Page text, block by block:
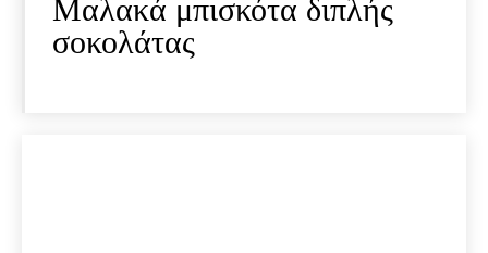
Μαλακά μπισκότα διπλής
σοκολάτας